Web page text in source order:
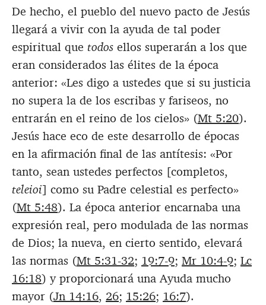
De hecho, el pueblo del nuevo pacto de Jesús
llegará a vivir con la ayuda de tal poder
espiritual que todos ellos superarán a los que
eran considerados las élites de la época
anterior: «Les digo a ustedes que si su justicia
no supera la de los escribas y fariseos, no
entrarán en el reino de los cielos» (Mt 5:20).
Jesús hace eco de este desarrollo de épocas
en la afirmación final de las antítesis: «Por
tanto, sean ustedes perfectos [completos,
teleioi] como su Padre celestial es perfecto»
(Mt 5:48). La época anterior encarnaba una
expresión real, pero modulada de las normas
de Dios; la nueva, en cierto sentido, elevará
las normas (Mt 5:31-32; 19:7-9; Mr 10:4-9; Lc
16:18) y proporcionará una Ayuda mucho
mayor (Jn 14:16, 26; 15:26; 16:7).